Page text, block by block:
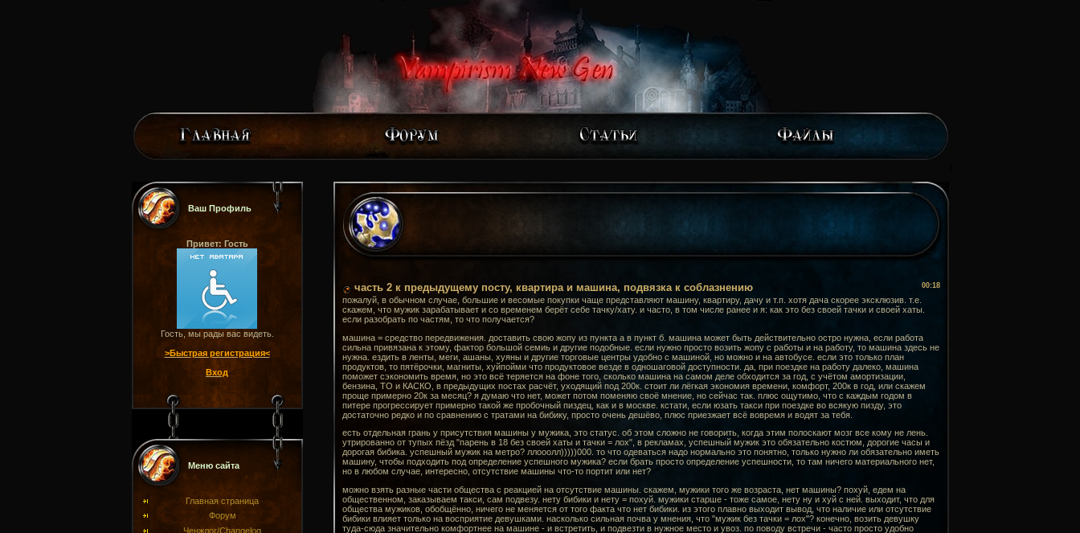
Ваш Профиль
Привет: Гость
Гость, мы рады вас видеть.
>Быстрая регистрация<
Вход
Меню сайта
Главная страница
Форум
Ченжлог/Changelog
00:18
часть 2 к предыдущему посту, квартира и машина, подвязка к соблазнению
пожалуй, в обычном случае, большие и весомые покупки чаще представляют машину, квартиру, дачу и т.п. хотя дача скорее эксклюзив. т.е.
скажем, что мужик зарабатывает и со временем берёт себе тачку/хату. и часто, в том числе ранее и я: как это без своей тачки и своей хаты.
если разобрать по частям, то что получается?
машина = средство передвижения. доставить свою жопу из пункта а в пункт б. машина может быть действительно остро нужна, если работа
сильна привязана к этому, фактор большой семиь и другие подобные. если нужно просто возить жопу с работы и на работу, то машина здесь не
нужна. ездить в ленты, меги, ашаны, хуяны и другие торговые центры удобно с машиной, но можно и на автобусе. если это только план
продуктов, то пятёрочки, магниты, хуйпойми что продуктовое везде в одношаговой доступности. да, при поездке на работу далеко, машина
поможет сэкономить время, но это всё теряется на фоне того, сколько машина на самом деле обходится за год, с учётом амортизации,
бензина, ТО и КАСКО, в предыдущих постах расчёт, уходящий под 200к. стоит ли лёгкая экономия времени, комфорт, 200к в год, или скажем
проще примерно 20к за месяц? я думаю что нет, может потом поменяю своё мнение, но сейчас так. плюс ощутимо, что с каждым годом в
питере прогрессирует примерно такой же пробочный пиздец, как и в москве. кстати, если юзать такси при поездке во всякую пизду, это
достаточно редко и по сравнению с тратами на бибику, просто очень дешёво, плюс приезжает всё вовремя и водят за тебя.
есть отдельная грань у присутствия машины у мужика, это статус. об этом сложно не говорить, когда этим полоскают мозг все кому не лень.
утрированно от тупых пёзд "парень в 18 без своей хаты и тачки = лох", в рекламах, успешный мужик это обязательно костюм, дорогие часы и
дорогая бибика. успешный мужик на метро? ллооолл)))))000. то что одеваться надо нормально это понятно, только нужно ли обязательно иметь
машину, чтобы подходить под определение успешного мужика? если брать просто определение успешности, то там ничего материального нет,
но в любом случае, интересно, отсутствие машины что-то портит или нет?
можно взять разные части общества с реакцией на отсутствие машины. скажем, мужики того же возраста, нет машины? похуй, едем на
общественном, заказываем такси, сам подвезу. нету бибики и нету = похуй. мужики старше - тоже самое, нету ну и хуй с ней. выходит, что для
общества мужиков, обобщённо, ничего не меняется от того факта что нет бибики. из этого плавно выходит вывод, что наличие или отсутствие
бибики влияет только на восприятие девушками. насколько сильная почва у мнения, что "мужик без тачки = лох"? конечно, возить девушку
туда-сюда значительно комфортнее на машине - и встретить, и подвезти в нужное место и увоз. по поводу встречи - часто просто удобно